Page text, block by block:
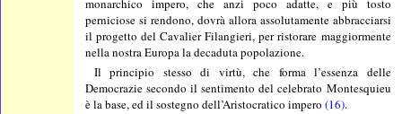
monarchico impero, che anzi poco adatte, e più tosto
perniciose si rendono, dovrà allora assolutamente abbracciarsi
il progetto del Cavalier Filangieri, per ristorare maggiormente
nella nostra Europa la decaduta popolazione.
Il principio stesso di virtù, che forma l’essenza delle
Democrazie secondo il sentimento del celebrato Montesquieu
è la base, ed il sostegno dell’Aristocratico impero(16).